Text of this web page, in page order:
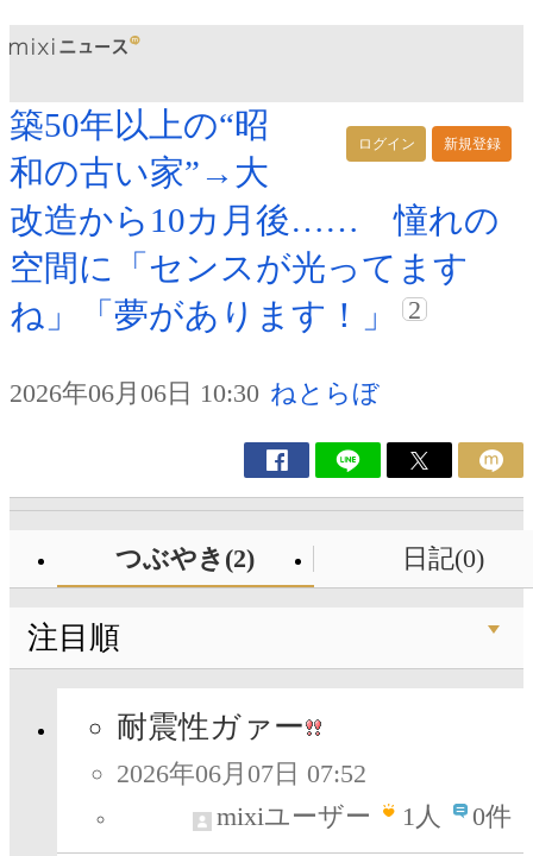
ログイン 新規登録
築50年以上の“昭
和の古い家”→大
改造から10カ月後…… 憧れの
空間に「センスが光ってます
ね」「夢があります！」
2
2026年06月06日 10:30 ねとらぼ
つぶやき(2) 日記(0)
注目順
耐震性ガァー
2026年06月07日 07:52
mixiユーザー
1人 0件